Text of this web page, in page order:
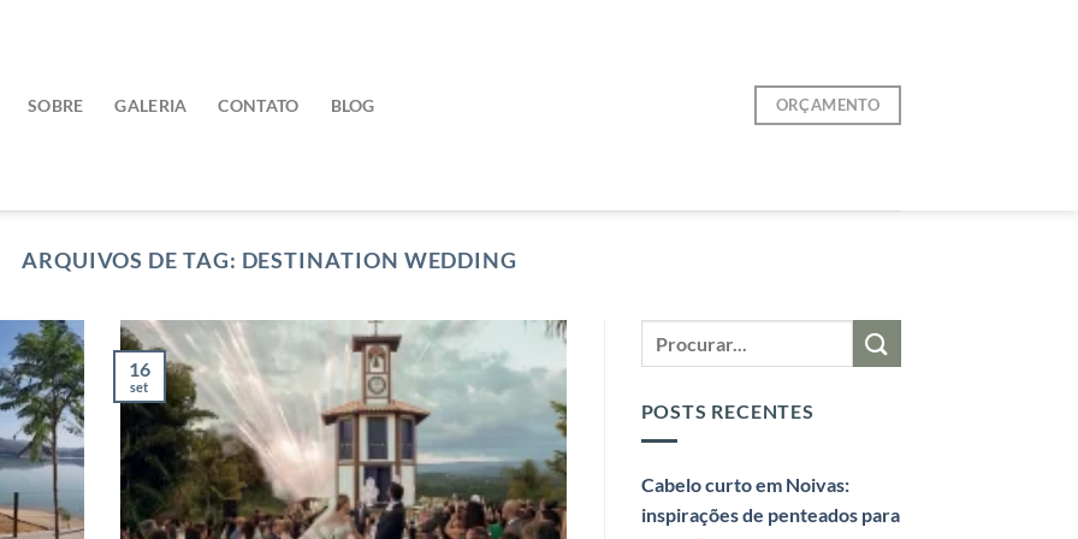
SOBRE GALERIA CONTATO BLOG ORÇAMENTO
ARQUIVOS DE TAG: DESTINATION WEDDING
16
set
POSTS RECENTES
Cabelo curto em Noivas:
inspirações de penteados para